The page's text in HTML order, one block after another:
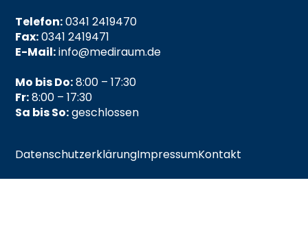
Telefon:0341 2419470
Fax:0341 2419471
E-Mail:info@mediraum.de
Mo bis Do:8:00 – 17:30
Fr:8:00 – 17:30
Sa bis So:geschlossen
DatenschutzerklärungImpressumKontakt